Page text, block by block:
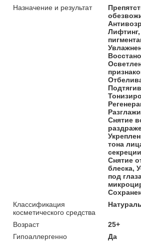
Назначение и результат
Снятие
тона
Снятие
блеска,
под
Классификация
косметического средства
Возраст
25+
Гипоаллергенно
Да